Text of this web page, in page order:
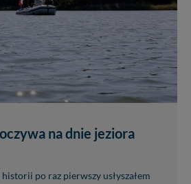
na dnie jeziora
po raz pierwszy usłyszałem